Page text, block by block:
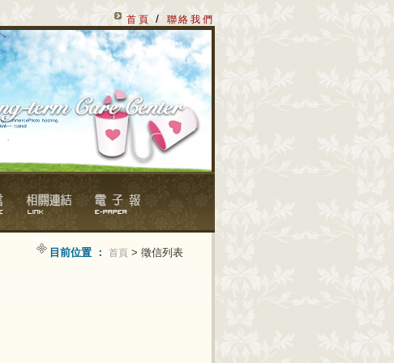
首頁 / 聯絡我們
目前位置 ： 首頁 > 徵信列表